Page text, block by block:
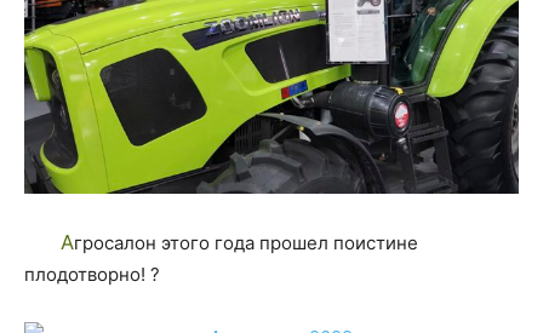
Агросалон этого года прошел поистине
плодотворно! ?